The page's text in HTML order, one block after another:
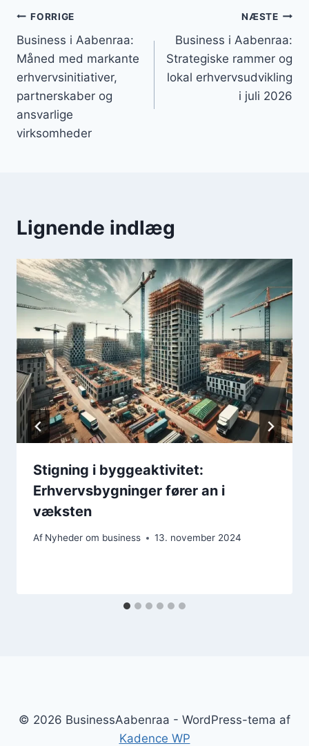
Indlægsnavigation
FORRIGE
Business i Aabenraa:
Måned med markante
erhvervsinitiativer,
partnerskaber og
ansvarlige
virksomheder
NÆSTE
Business i Aabenraa:
Strategiske rammer og
lokal erhvervsudvikling
i juli 2026
Lignende indlæg
Stigning i byggeaktivitet:
Erhvervsbygninger fører an i
væksten
Af Nyheder om business 13. november 2024
© 2026 BusinessAabenraa - WordPress-tema af
Kadence WP